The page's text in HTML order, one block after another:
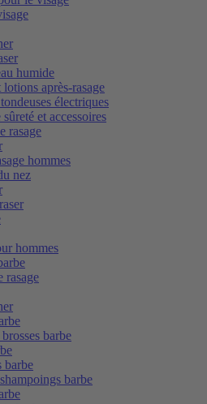
humide
lotions après-rasage
électriques
et accessoires
rasage
hommes
nez
hommes
rasage
barbe
barbe
barbe